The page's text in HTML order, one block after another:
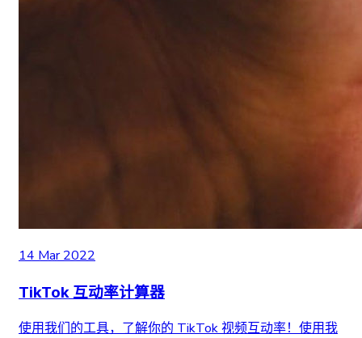
14 Mar 2022
TikTok 互动率计算器
使用我们的工具，了解你的 TikTok 视频互动率！使用我